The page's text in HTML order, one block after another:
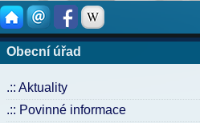
Obecní úřad
.:: Aktuality
.:: Povinné informace